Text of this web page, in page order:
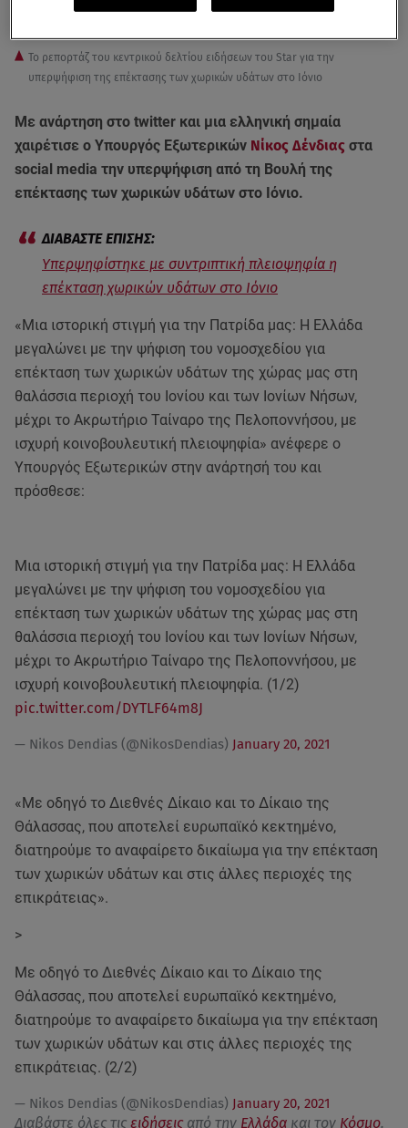
To ρεπορτάζ του κεντρικού δελτίου ειδήσεων του Star για την
υπερψήφιση της επέκτασης των χωρικών υδάτων στο Ιόνιο
Με ανάρτηση στο twitter και μια ελληνική σημαία
χαιρέτισε ο Υπουργός Εξωτερικών Νίκος Δένδιας στα
social media την υπερψήφιση από τη Βουλή της
επέκτασης των χωρικών υδάτων στο Ιόνιο.
Υπερψηφίστηκε με συντριπτική πλειοψηφία η
επέκταση χωρικών υδάτων στο Ιόνιο
«Μια ιστορική στιγμή για την Πατρίδα μας: Η Ελλάδα
μεγαλώνει με την ψήφιση του νομοσχεδίου για
επέκταση των χωρικών υδάτων της χώρας μας στη
θαλάσσια περιοχή του Ιονίου και των Ιονίων Νήσων,
μέχρι το Ακρωτήριο Ταίναρο της Πελοποννήσου, με
ισχυρή κοινοβουλευτική πλειοψηφία» ανέφερε ο
Υπουργός Εξωτερικών στην ανάρτησή του και
πρόσθεσε:
Μια ιστορική στιγμή για την Πατρίδα μας: Η Ελλάδα
μεγαλώνει με την ψήφιση του νομοσχεδίου για
επέκταση των χωρικών υδάτων της χώρας μας στη
θαλάσσια περιοχή του Ιονίου και των Ιονίων Νήσων,
μέχρι το Ακρωτήριο Ταίναρο της Πελοποννήσου, με
ισχυρή κοινοβουλευτική πλειοψηφία. (1/2)
pic.twitter.com/DYTLF64m8J
— Nikos Dendias (@NikosDendias) January 20, 2021
«Με οδηγό το Διεθνές Δίκαιο και το Δίκαιο της
Θάλασσας, που αποτελεί ευρωπαϊκό κεκτημένο,
διατηρούμε το αναφαίρετο δικαίωμα για την επέκταση
των χωρικών υδάτων και στις άλλες περιοχές της
επικράτειας».
>
Με οδηγό το Διεθνές Δίκαιο και το Δίκαιο της
Θάλασσας, που αποτελεί ευρωπαϊκό κεκτημένο,
διατηρούμε το αναφαίρετο δικαίωμα για την επέκταση
των χωρικών υδάτων και στις άλλες περιοχές της
επικράτειας. (2/2)
— Nikos Dendias (@NikosDendias) January 20, 2021
Διαβάστε όλες τις ειδήσεις από την Ελλάδα και τον Κόσμο.